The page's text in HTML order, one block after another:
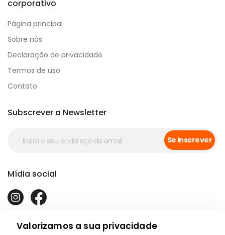
corporativo
Página principal
Sobre nós
Declaração de privacidade
Termos de uso
Contato
Subscrever a Newsletter
Se inscrever
Mídia social
Valorizamos a sua privacidade